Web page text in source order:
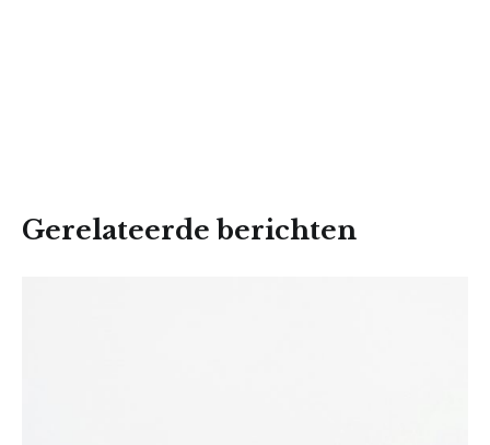
Gerelateerde berichten